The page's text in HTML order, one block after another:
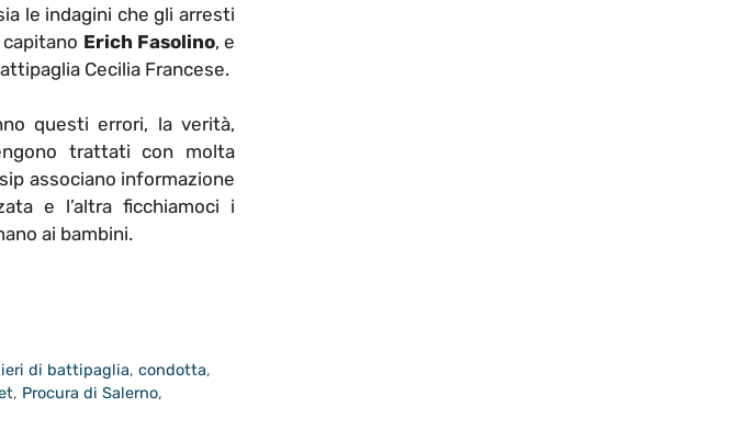
le indagini che gli arresti
Erich Fasolino, e
Cecilia Francese.
questi errori, la verità,
trattati con molta
associano informazione
e l’altra ficchiamoci i
ai bambini.
di battipaglia,condotta,
, Procura di Salerno,